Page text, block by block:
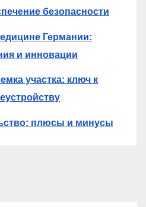
безопасности
Германии:
и инновации
участка: ключ к
плюсы и минусы